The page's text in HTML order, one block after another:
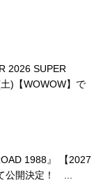
2026 SUPER
)【WOWOW】で
1988』 【2027
公開決定！ ...